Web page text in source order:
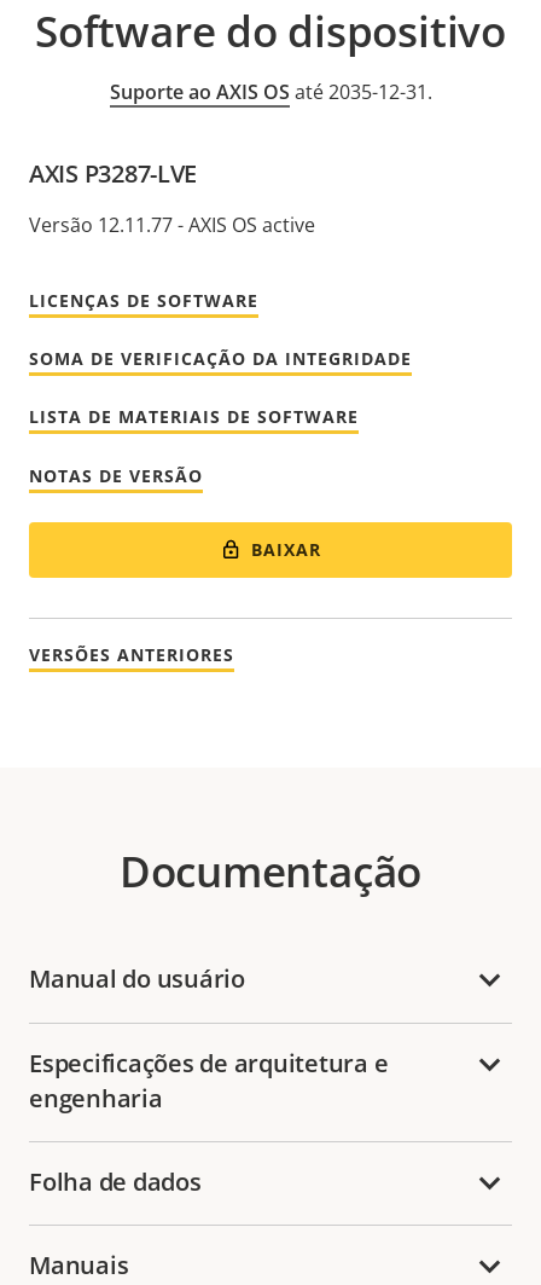
Software do dispositivo
Suporte ao AXIS OS até 2035-12-31.
AXIS P3287-LVE
Versão 12.11.77 - AXIS OS active
LICENÇAS DE SOFTWARE
SOMA DE VERIFICAÇÃO DA INTEGRIDADE
LISTA DE MATERIAIS DE SOFTWARE
NOTAS DE VERSÃO
BAIXAR
VERSÕES ANTERIORES
Documentação
Manual do usuário
Especificações de arquitetura e
engenharia
Folha de dados
Manuais